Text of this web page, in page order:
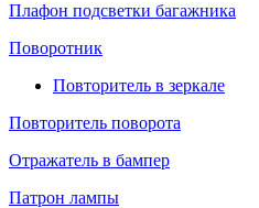
Плафон подсветки багажника
Поворотник
Повторитель в зеркале
Повторитель поворота
Отражатель в бампер
Патрон лампы